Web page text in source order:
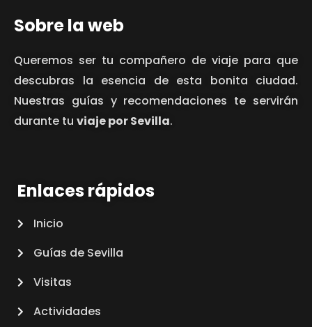
Sobre la web
Queremos ser tu compañero de viaje para que
descubras la esencia de esta bonita ciudad.
Nuestras guías y recomendaciones te servirán
durante tu viaje por Sevilla.
Enlaces rápidos
Inicio
Guías de Sevilla
Visitas
Actividades